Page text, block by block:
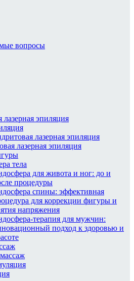
вопросы
лазерная эпиляция
лазерная эпиляция
лазерная эпиляция
тела
для живота и ног: до и
процедуры
спины: эффективная
для коррекции фигуры и
напряжения
терапия для мужчин:
подход к здоровью и